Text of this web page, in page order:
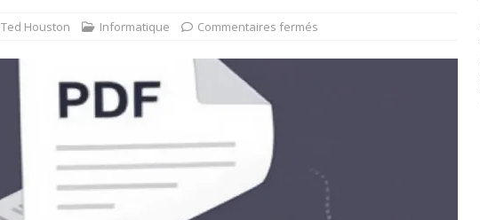
Ted Houston Informatique Commentaires fermés